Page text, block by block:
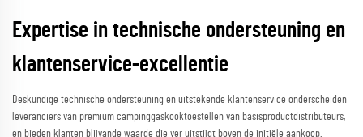
Expertise in technische ondersteuning en
klantenservice-excellentie
Deskundige technische ondersteuning en uitstekende klantenservice onderscheiden
leveranciers van premium campinggaskooktoestellen van basisproductdistributeurs,
en bieden klanten blijvande waarde die ver uitstijgt boven de initiële aankoop.